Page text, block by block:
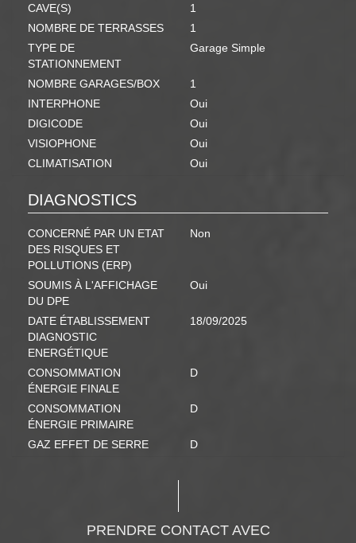
CAVE(S)
1
NOMBRE DE TERRASSES
1
TYPE DE
STATIONNEMENT
Garage Simple
NOMBRE GARAGES/BOX
1
INTERPHONE
Oui
DIGICODE
Oui
VISIOPHONE
Oui
CLIMATISATION
Oui
DIAGNOSTICS
CONCERNÉ PAR UN ETAT
DES RISQUES ET
POLLUTIONS (ERP)
Non
SOUMIS À L'AFFICHAGE
DU DPE
Oui
DATE ÉTABLISSEMENT
DIAGNOSTIC
ENERGÉTIQUE
18/09/2025
CONSOMMATION
ÉNERGIE FINALE
D
CONSOMMATION
ÉNERGIE PRIMAIRE
D
GAZ EFFET DE SERRE D
PRENDRE CONTACT AVEC